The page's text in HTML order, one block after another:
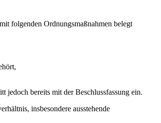
folgenden Ordnungsmaßnahmen belegt
jedoch bereits mit der Beschlussfassung ein.
insbesondere ausstehende